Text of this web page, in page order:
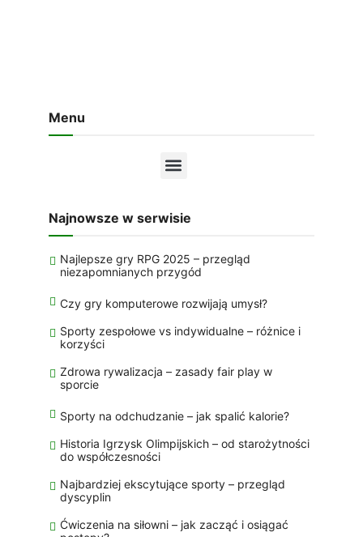
Menu
Najnowsze w serwisie
Najlepsze gry RPG 2025 – przegląd
niezapomnianych przygód
Czy gry komputerowe rozwijają umysł?
Sporty zespołowe vs indywidualne – różnice i
korzyści
Zdrowa rywalizacja – zasady fair play w
sporcie
Sporty na odchudzanie – jak spalić kalorie?
Historia Igrzysk Olimpijskich – od starożytności
do współczesności
Najbardziej ekscytujące sporty – przegląd
dyscyplin
Ćwiczenia na siłowni – jak zacząć i osiągać